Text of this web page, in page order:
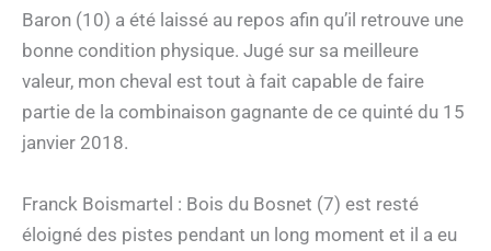
Baron (10) a été laissé au repos afin qu’il retrouve une
bonne condition physique. Jugé sur sa meilleure
valeur, mon cheval est tout à fait capable de faire
partie de la combinaison gagnante de ce quinté du 15
janvier 2018.
Franck Boismartel : Bois du Bosnet (7) est resté
éloigné des pistes pendant un long moment et il a eu